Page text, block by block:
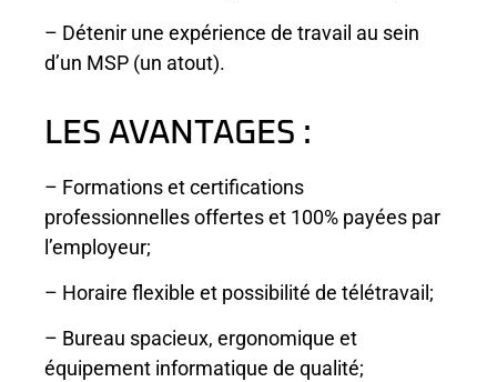
– Détenir une expérience de travail au sein
d’un MSP (un atout).
LES AVANTAGES :
– Formations et certifications
professionnelles offertes et 100% payées par
l’employeur;
– Horaire flexible et possibilité de télétravail;
– Bureau spacieux, ergonomique et
équipement informatique de qualité;